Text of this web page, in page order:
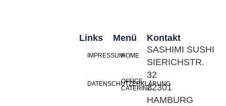
Menü
HOME
OFFICE-
CATERING
Links
IMPRESSUM
DATENSCHUTZERKLÄRUNG
Kontakt
SASHIMI SUSHI
SIERICHSTR.
32
22301
HAMBURG